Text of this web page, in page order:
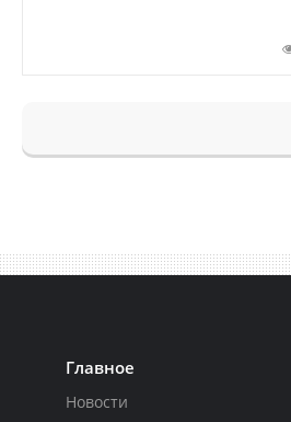
Главное
Новости